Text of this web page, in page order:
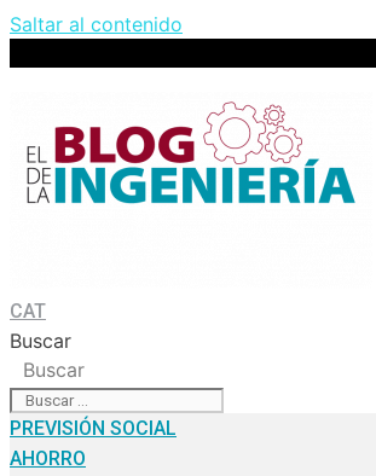
Saltar al contenido
CAT
Buscar
Buscar
PREVISIÓN SOCIAL
AHORRO